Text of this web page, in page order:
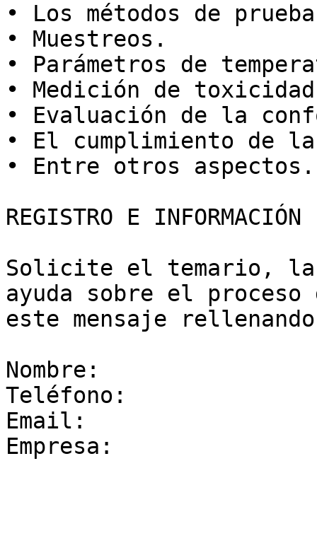
• Los métodos de
• Muestreos.
• Parámetros de
• Medición de
• Evaluación de la
• El cumplimiento de
• Entre otros aspectos.
REGISTRO E INFORMACIÓN
Solicite el temario,
ayuda sobre el
este mensaje
Nombre:
Teléfono:
Email:
Empresa: